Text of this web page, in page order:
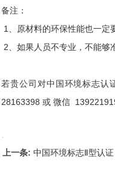
备注：
1、原材料的环保性能也一定
2、如果人员不专业，不能够
若贵公司对中国环境标志认
28163398 或 微信
上一条: 中国环境标志Ⅱ型认证